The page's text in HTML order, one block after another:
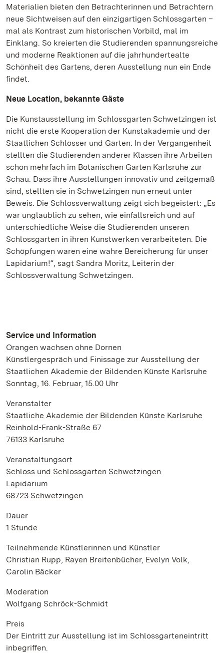
Materialien bieten den Betrachterinnen und Betrachtern
neue Sichtweisen auf den einzigartigen Schlossgarten –
mal als Kontrast zum historischen Vorbild, mal im
Einklang. So kreierten die Studierenden spannungsreiche
und moderne Reaktionen auf die jahrhundertealte
Schönheit des Gartens, deren Ausstellung nun ein Ende
findet.
Neue Location, bekannte Gäste
Die Kunstausstellung im Schlossgarten Schwetzingen ist
nicht die erste Kooperation der Kunstakademie und der
Staatlichen Schlösser und Gärten. In der Vergangenheit
stellten die Studierenden anderer Klassen ihre Arbeiten
schon mehrfach im Botanischen Garten Karlsruhe zur
Schau. Dass ihre Ausstellungen innovativ und zeitgemäß
sind, stellten sie in Schwetzingen nun erneut unter
Beweis. Die Schlossverwaltung zeigt sich begeistert: „Es
war unglaublich zu sehen, wie einfallsreich und auf
unterschiedliche Weise die Studierenden unseren
Schlossgarten in ihren Kunstwerken verarbeiteten. Die
Schöpfungen waren eine wahre Bereicherung für unser
Lapidarium!“, sagt Sandra Moritz, Leiterin der
Schlossverwaltung Schwetzingen.
Service und Information
Orangen wachsen ohne Dornen
Künstlergespräch und Finissage zur Ausstellung der
Staatlichen Akademie der Bildenden Künste Karlsruhe
Sonntag, 16. Februar, 15.00 Uhr
Veranstalter
Staatliche Akademie der Bildenden Künste Karlsruhe
Reinhold-Frank-Straße 67
76133 Karlsruhe
Veranstaltungsort
Schloss und Schlossgarten Schwetzingen
Lapidarium
68723 Schwetzingen
Dauer
1 Stunde
Teilnehmende Künstlerinnen und Künstler
Christian Rupp, Rayen Breitenbücher, Evelyn Volk,
Carolin Bäcker
Moderation
Wolfgang Schröck-Schmidt
Preis
Der Eintritt zur Ausstellung ist im Schlossgarteneintritt
inbegriffen.